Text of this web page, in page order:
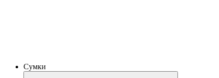
Сумки